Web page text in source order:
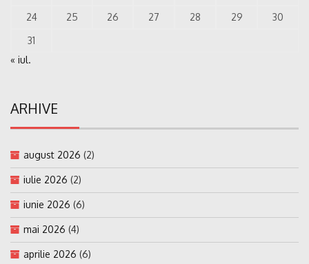
24
25 26 27 28 29
30
31
« iul.
ARHIVE
august 2026 (2)
iulie 2026 (2)
iunie 2026 (6)
mai 2026 (4)
aprilie 2026 (6)